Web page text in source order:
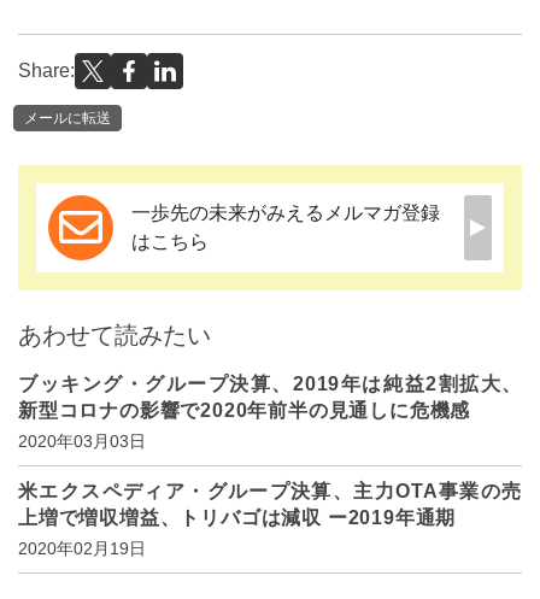
Share:
メールに転送
一歩先の未来がみえるメルマガ登録
はこちら
あわせて読みたい
ブッキング・グループ決算、2019年は純益2割拡大、
新型コロナの影響で2020年前半の見通しに危機感
2020年03月03日
米エクスペディア・グループ決算、主力OTA事業の売
上増で増収増益、トリバゴは減収 ー2019年通期
2020年02月19日